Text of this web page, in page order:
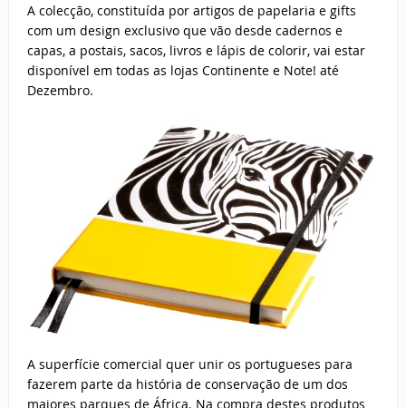
A colecção, constituída por artigos de papelaria e gifts
com um design exclusivo que vão desde cadernos e
capas, a postais, sacos, livros e lápis de colorir, vai estar
disponível em todas as lojas Continente e Note! até
Dezembro.
A superfície comercial quer unir os portugueses para
fazerem parte da história de conservação de um dos
maiores parques de África. Na compra destes produtos